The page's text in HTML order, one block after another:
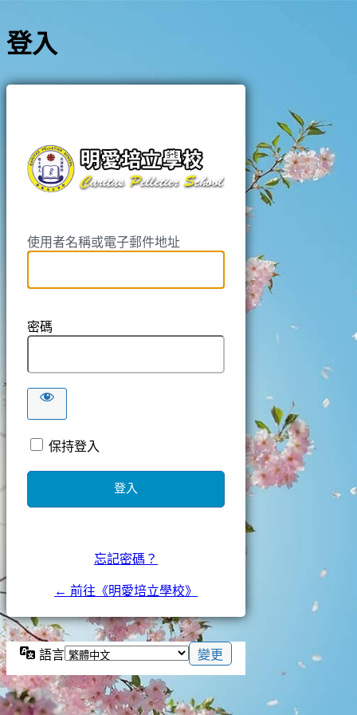
登入
https://
使用者名稱或電子郵件地址
密碼
保持登入
忘記密碼？
← 前往《明愛培立學校》
語言